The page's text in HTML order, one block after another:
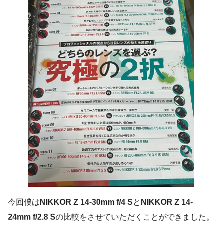
今回僕は NIKKOR Z 14-30mm f/4 Sと NIKKOR Z 14-
24mm f/2.8 Sの比較をさせていただくことができました。